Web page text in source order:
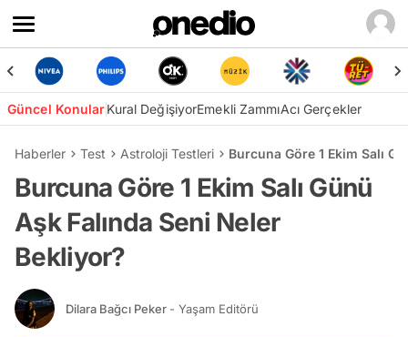
Güncel KonularKural DeğişiyorEmekli ZammıAcı Gerçekler
Haberler Test Astroloji Testleri Burcuna Göre 1 Ekim Salı
Burcuna Göre 1 Ekim Salı Günü
Aşk Falında Seni Neler
Bekliyor?
Dilara Bağcı Peker - Yaşam Editörü